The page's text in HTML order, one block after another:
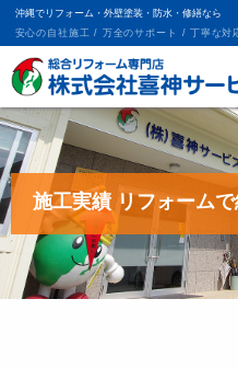
沖縄でリフォーム・外壁塗装・防水・修繕なら
安心の自社施工 / 万全のサポート / 丁寧な対
施工実績 リフォーム